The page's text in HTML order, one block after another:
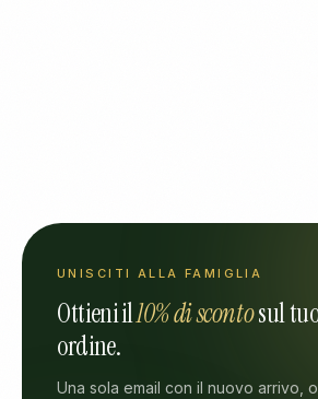
UNISCITI ALLA FAMIGLIA
Ottieni il10% di scontosul
ordine.
Una sola email con il nuovo arrivo,